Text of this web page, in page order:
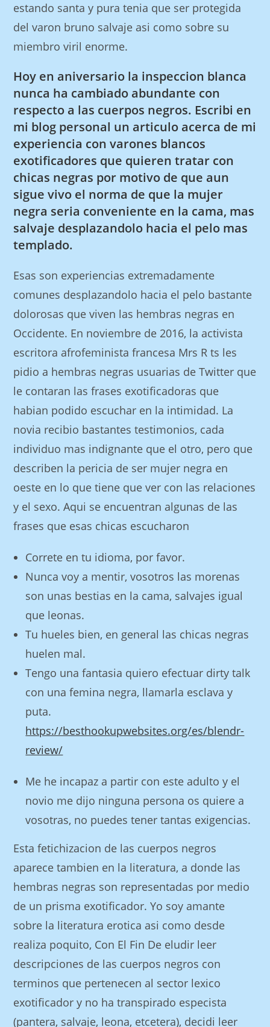
estando santa y pura tenia que ser protegida
del varon bruno salvaje asi­ como sobre su
miembro viril enorme.
Hoy en aniversario la inspeccion blanca
nunca ha cambiado abundante con
respecto a las cuerpos negros. Escribi en
mi blog personal un articulo acerca de mi
experiencia con varones blancos
exotificadores que quieren tratar con
chicas negras por motivo de que aun
sigue vivo el norma de que la mujer
negra seri­a conveniente en la cama, mas
salvaje desplazandolo hacia el pelo mas
templado.
Esas son experiencias extremadamente
comunes desplazandolo hacia el pelo bastante
dolorosas que viven las hembras negras en
Occidente. En noviembre de 2016, la activista
escritora afrofeminista francesa Mrs R ts les
pidio a hembras negras usuarias de Twitter que
le contaran las frases exotificadoras que
habian podido escuchar en la intimidad. La
novia recibio bastantes testimonios, cada
individuo mas indignante que el otro, pero que
describen la pericia de ser mujer negra en
oeste en lo que tiene que ver con las relaciones
y el sexo. Aqui se encuentran algunas de las
frases que esas chicas escucharon
Correte en tu idioma, por favor.
Nunca voy a mentir, vosotros las morenas
son unas bestias en la cama, salvajes igual
que leonas.
Tu hueles bien, en general las chicas negras
huelen mal.
Tengo una fantasia quiero efectuar dirty talk
con una femina negra, llamarla esclava y
puta.
https://besthookupwebsites.org/es/blendr-
review/
Me he incapaz a partir con este adulto y el
novio me dijo ninguna persona os quiere a
vosotras, no puedes tener tantas exigencias.
Esta fetichizacion de las cuerpos negros
aparece tambien en la literatura, a donde las
hembras negras son representadas por medio
de un prisma exotificador. Yo soy amante
sobre la literatura erotica asi­ como desde
realiza poquito, Con El Fin De eludir leer
descripciones de las cuerpos negros con
terminos que pertenecen al sector lexico
exotificador y no ha transpirado especista
(pantera, salvaje, leona, etcetera), decidi leer